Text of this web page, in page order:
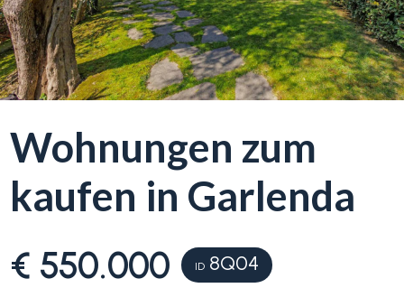
Wohnungen zum
kaufen in Garlenda
€ 550.000 ID 8Q04
Unsere
Dienstleistungen
Objektsuche
Blog
Kontakt
Ort
Immobilientyp
-
Mehrfachauswahl
Alle